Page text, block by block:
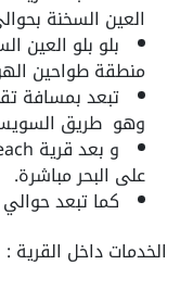
العين السخنة بحوالي 55 كم أي حوالي 25
بلو بلو
منطقة طواحين الهواء 2 بجوار قرية
وهو طريق
على البحر مباشرة.
كما تبعد حوالي 80 دقيقة من القاهرة.
الخدمات داخل القرية :